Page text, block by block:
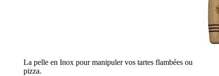
La pelle en Inox pour manipuler vos tartes flambées ou
pizza.